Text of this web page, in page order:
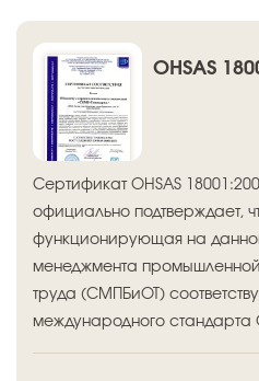
OHSAS
Сертификат OHSAS
официально подтверждает,
функционирующая на
менеджмента
труда (СМПБиОТ)
международного стандарта